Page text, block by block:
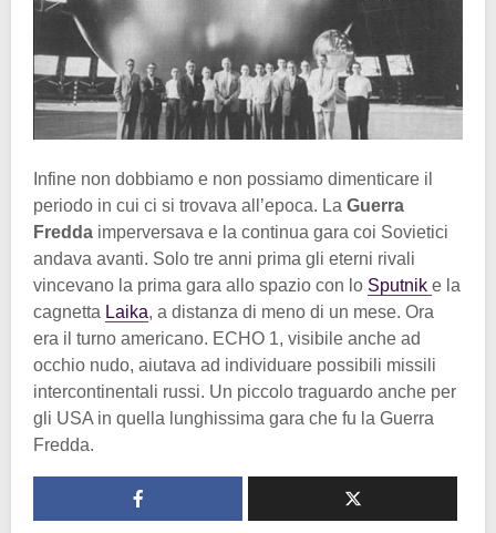
Infine non dobbiamo e non possiamo dimenticare il
periodo in cui ci si trovava all’epoca. La Guerra
Fredda imperversava e la continua gara coi Sovietici
andava avanti. Solo tre anni prima gli eterni rivali
vincevano la prima gara allo spazio con lo Sputnik e la
cagnetta Laika, a distanza di meno di un mese. Ora
era il turno americano. ECHO 1, visibile anche ad
occhio nudo, aiutava ad individuare possibili missili
intercontinentali russi. Un piccolo traguardo anche per
gli USA in quella lunghissima gara che fu la Guerra
Fredda.